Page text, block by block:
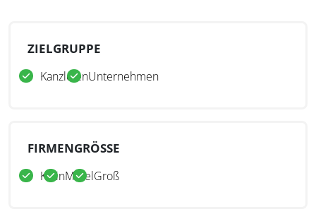
ZIELGRUPPE
KanzleienUnternehmen
FIRMENGRÖSSE
KleinMittelGroß